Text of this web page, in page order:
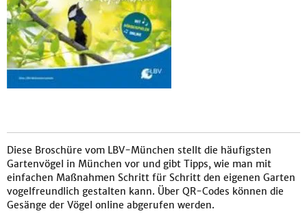
Diese Broschüre vom LBV-München stellt die häufigsten
Gartenvögel in München vor und gibt Tipps, wie man mit
einfachen Maßnahmen Schritt für Schritt den eigenen Garten
vogelfreundlich gestalten kann. Über QR-Codes können die
Gesänge der Vögel online abgerufen werden.